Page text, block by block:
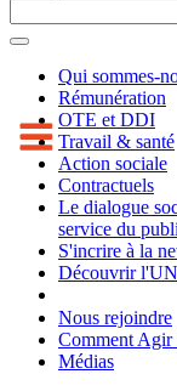
Qui sommes-
Rémunération
OTE et DDI
Travail & santé
Action sociale
Contractuels
Le dialogue
service du
S'incrire à la
Découvrir
Nous rejoindre
Comment Agir
Médias